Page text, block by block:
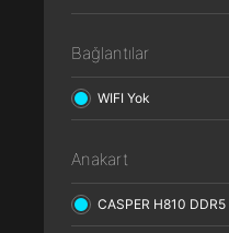
Bağlantılar
WIFI Yok
Anakart
CASPER H810 DDR5